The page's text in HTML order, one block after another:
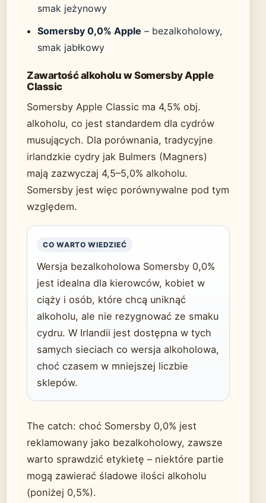
smak jeżynowy
Somersby 0,0% Apple – bezalkoholowy,
smak jabłkowy
Zawartość alkoholu w Somersby Apple
Classic
Somersby Apple Classic ma 4,5% obj.
alkoholu, co jest standardem dla cydrów
musujących. Dla porównania, tradycyjne
irlandzkie cydry jak Bulmers (Magners)
mają zazwyczaj 4,5–5,0% alkoholu.
Somersby jest więc porównywalne pod tym
względem.
CO WARTO WIEDZIEĆ
Wersja bezalkoholowa Somersby 0,0%
jest idealna dla kierowców, kobiet w
ciąży i osób, które chcą uniknąć
alkoholu, ale nie rezygnować ze smaku
cydru. W Irlandii jest dostępna w tych
samych sieciach co wersja alkoholowa,
choć czasem w mniejszej liczbie
sklepów.
The catch: choć Somersby 0,0% jest
reklamowany jako bezalkoholowy, zawsze
warto sprawdzić etykietę – niektóre partie
mogą zawierać śladowe ilości alkoholu
(poniżej 0,5%).